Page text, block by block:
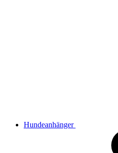
Hundeanhänger